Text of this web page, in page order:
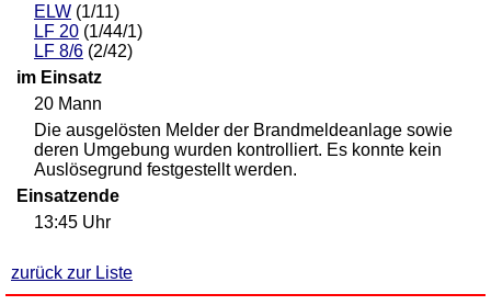
ELW (1/11)
LF 20 (1/44/1)
LF 8/6 (2/42)
im Einsatz
20 Mann
Die ausgelösten Melder der Brandmeldeanlage sowie
deren Umgebung wurden kontrolliert. Es konnte kein
Auslösegrund festgestellt werden.
Einsatzende
13:45 Uhr
zurück zur Liste